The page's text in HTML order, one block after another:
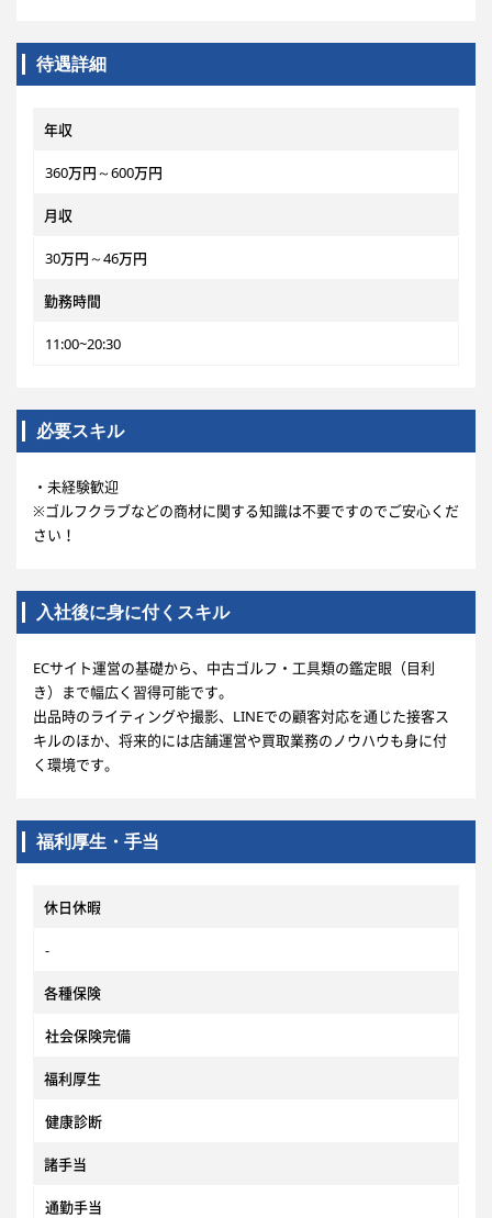
待遇詳細
年収
360万円～600万円
月収
30万円～46万円
勤務時間
11:00~20:30
必要スキル
・未経験歓迎
※ゴルフクラブなどの商材に関する知識は不要ですのでご安心くだ
さい！
入社後に身に付くスキル
ECサイト運営の基礎から、中古ゴルフ・工具類の鑑定眼（目利
き）まで幅広く習得可能です。
出品時のライティングや撮影、LINEでの顧客対応を通じた接客ス
キルのほか、将来的には店舗運営や買取業務のノウハウも身に付
く環境です。
福利厚生・手当
休日休暇
‐
各種保険
社会保険完備
福利厚生
健康診断
諸手当
通勤手当